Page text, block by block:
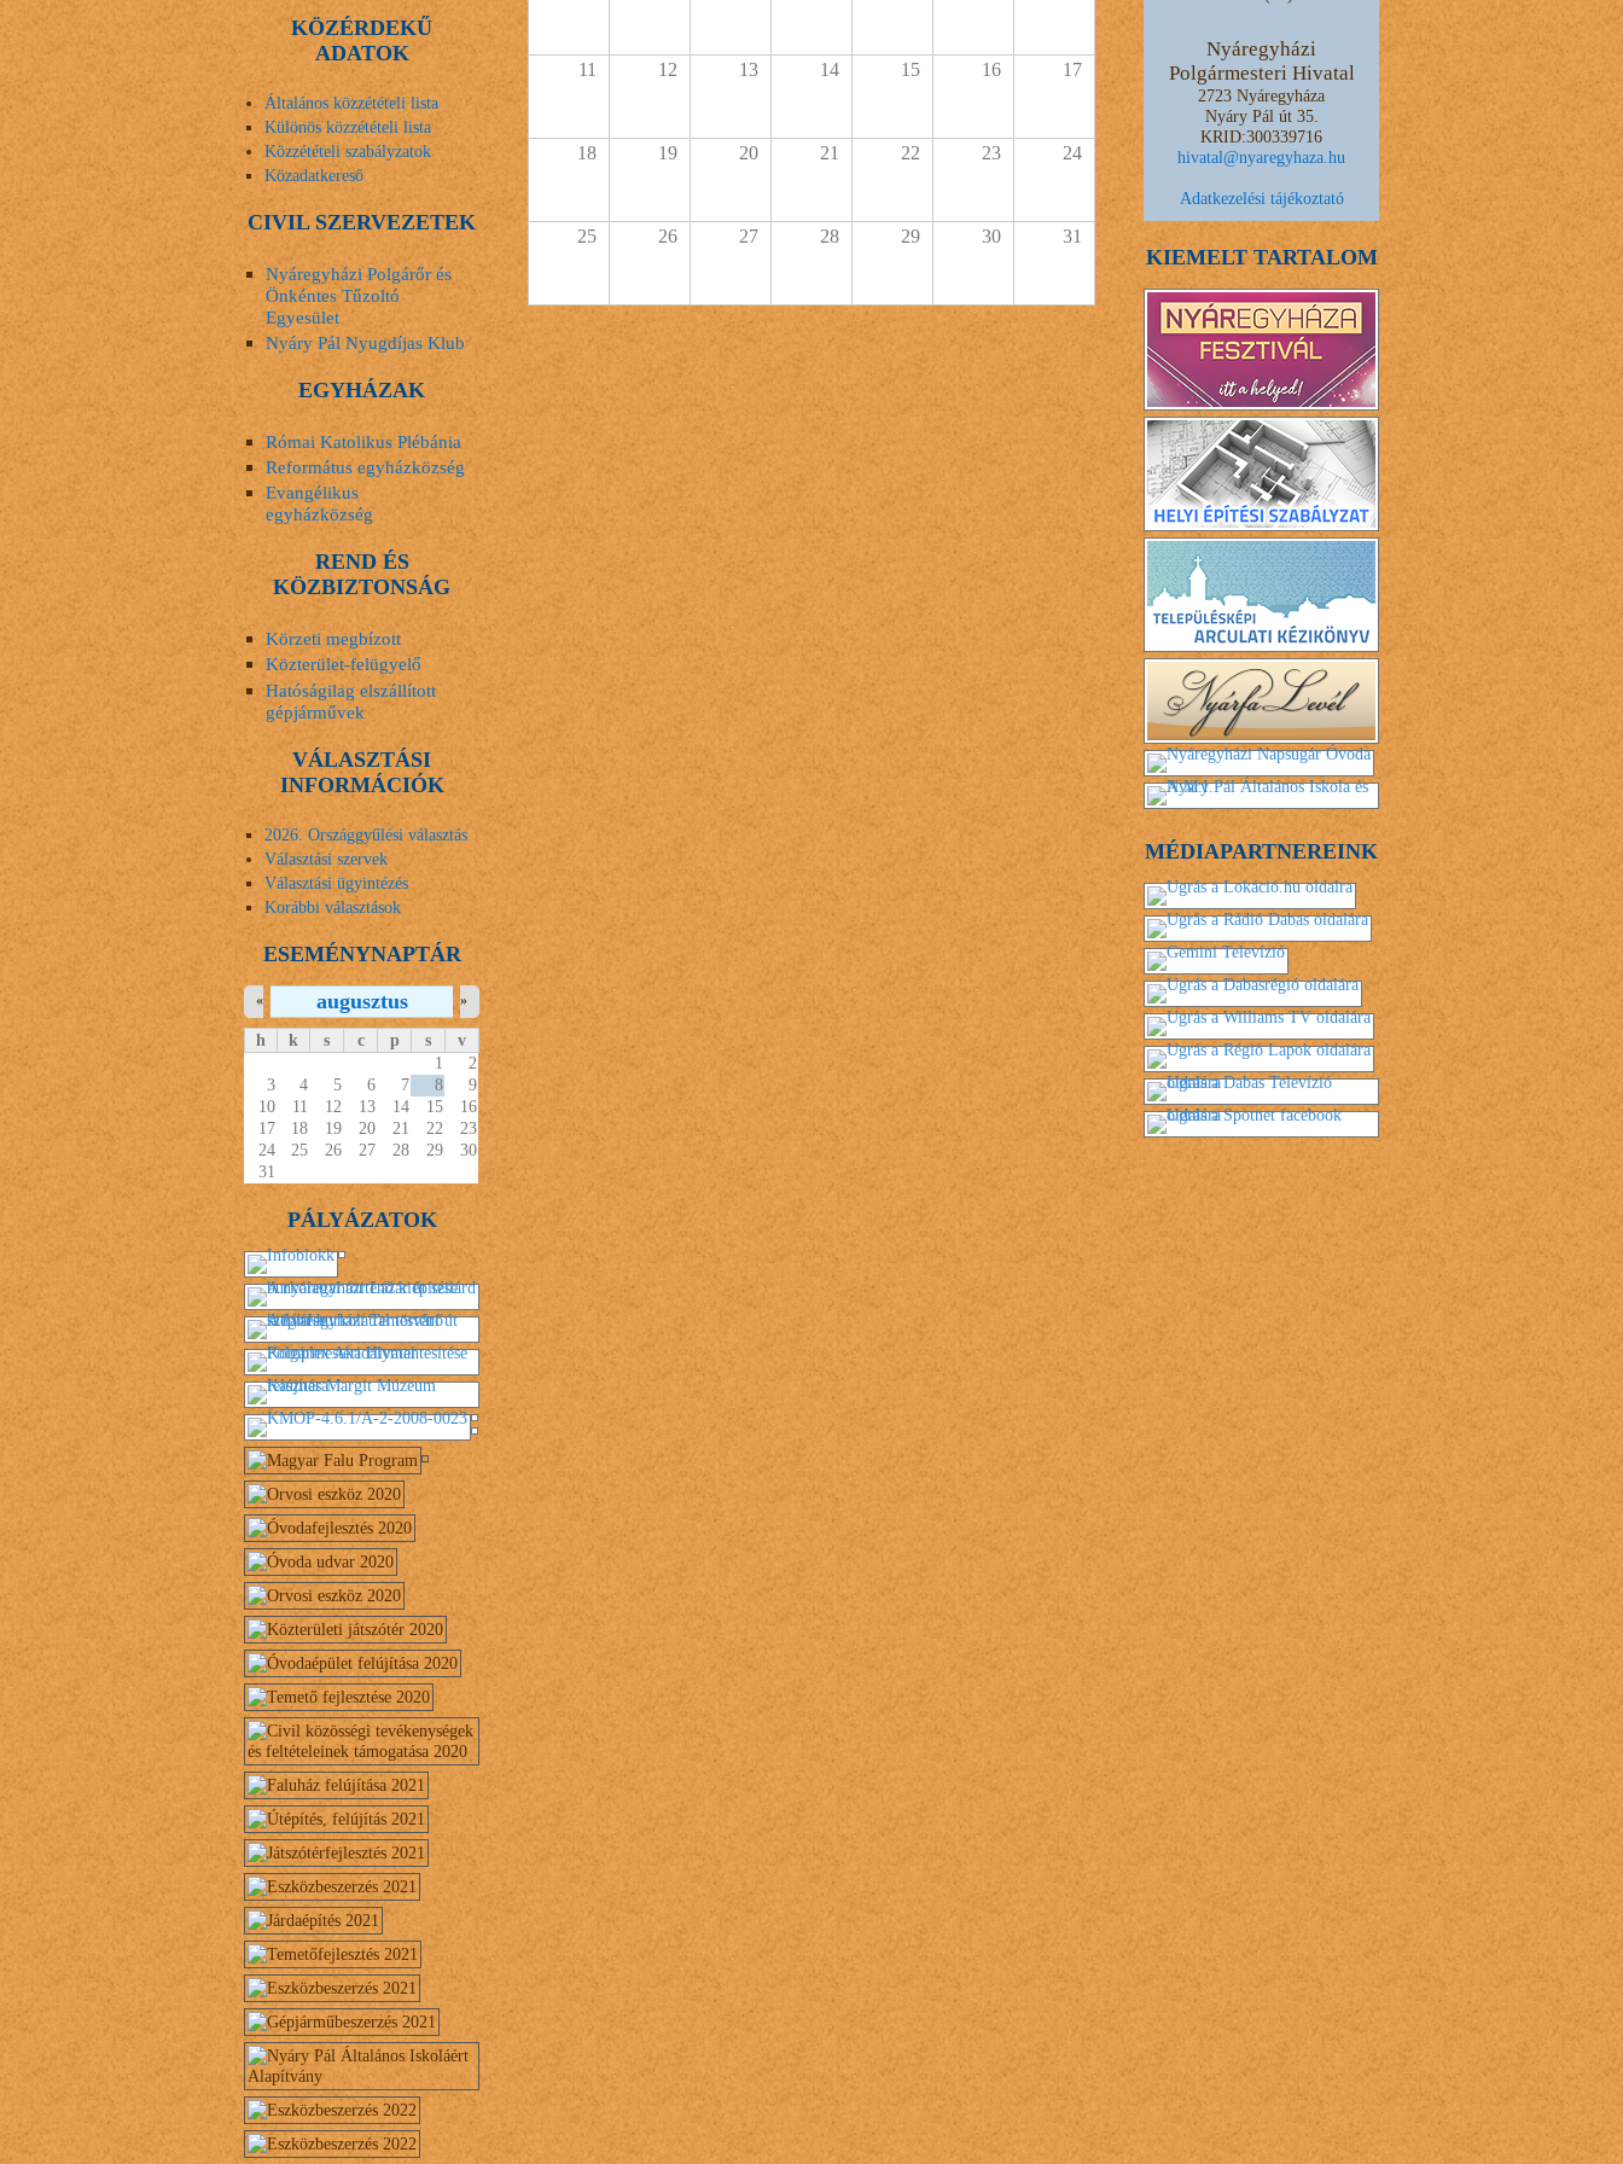
11 12 13 14 15 16 17
18 19 20 21 22 23 24
25 26 27 28 29 30 31
KÖZÉRDEKŰ
ADATOK
Általános közzétételi lista
Különös közzétételi lista
Közzétételi szabályzatok
Közadatkereső
CIVIL SZERVEZETEK
Nyáregyházi Polgárőr és
Önkéntes Tűzoltó
Egyesület
Nyáry Pál Nyugdíjas Klub
EGYHÁZAK
Római Katolikus Plébánia
Református egyházközség
Evangélikus
egyházközség
REND ÉS
KÖZBIZTONSÁG
Körzeti megbízott
Közterület-felügyelő
Hatóságilag elszállított
gépjárművek
VÁLASZTÁSI
INFORMÁCIÓK
2026. Országgyűlési választás
Választási szervek
Választási ügyintézés
Korábbi választások
ESEMÉNYNAPTÁR
augusztus
« »
h k s c p s
v
1
2
3
4 5 6 7 8
9
10
11 12 13 14 15
16
17
18 19 20 21 22
23
24
25 26 27 28 29
30
31
PÁLYÁZATOK
Nyáregyházi
Polgármesteri Hivatal
2723 Nyáregyháza
Nyáry Pál út 35.
KRID:300339716
hivatal@nyaregyhaza.hu
Adatkezelési tájékoztató
KIEMELT TARTALOM
MÉDIAPARTNEREINK